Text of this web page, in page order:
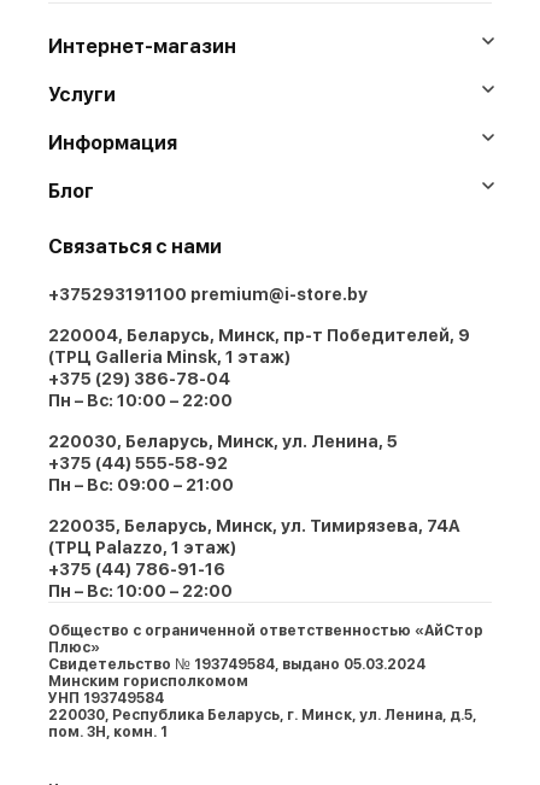
Интернет-магазин
Услуги
Информация
Блог
Связаться с нами
+375293191100 premium@i-store.by
220004, Беларусь, Минск, пр-т Победителей, 9
(ТРЦ Galleria Minsk, 1 этаж)
+375 (29) 386-78-04
Пн – Вс: 10:00 – 22:00
220030, Беларусь, Минск, ул. Ленина, 5
+375 (44) 555-58-92
Пн – Вс: 09:00 – 21:00
220035, Беларусь, Минск, ул. Тимирязева, 74A
(ТРЦ Palazzo, 1 этаж)
+375 (44) 786-91-16
Пн – Вс: 10:00 – 22:00
Общество с ограниченной ответственностью «АйСтор
Плюс»
Свидетельство № 193749584, выдано 05.03.2024
Минским горисполкомом
УНП 193749584
220030, Республика Беларусь, г. Минcк, ул. Ленина, д.5,
пом. 3Н, комн. 1